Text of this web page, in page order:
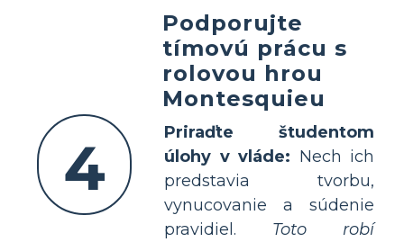
4
Podporujte
tímovú prácu s
rolovou hrou
Montesquieu
Priraďte študentom
úlohy v vláde: Nech ich
predstavia tvorbu,
vynucovanie a súdenie
pravidiel. Toto robí